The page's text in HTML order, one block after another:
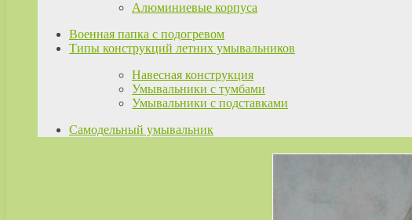
Алюминиевые корпуса
Военная папка с подогревом
Типы конструкций летних умывальников
Навесная конструкция
Умывальники с тумбами
Умывальники с подставками
Самодельный умывальник